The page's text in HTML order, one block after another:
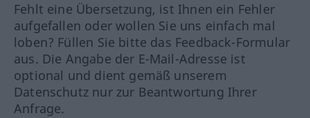
Fehlt eine Übersetzung, ist Ihnen ein Fehler
aufgefallen oder wollen Sie uns einfach mal
loben? Füllen Sie bitte das Feedback-Formular
aus. Die Angabe der E-Mail-Adresse ist
optional und dient gemäß unserem
Datenschutz nur zur Beantwortung Ihrer
Anfrage.